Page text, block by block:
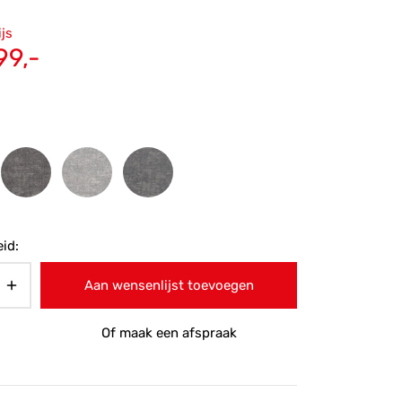
Aan wensenlijst toevoegen
Of maak een afspraak